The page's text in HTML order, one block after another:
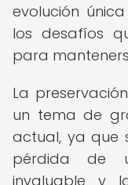
evolución
los desafíos
para
La
un tema de
actual, ya que
pérdida de
invaluable y